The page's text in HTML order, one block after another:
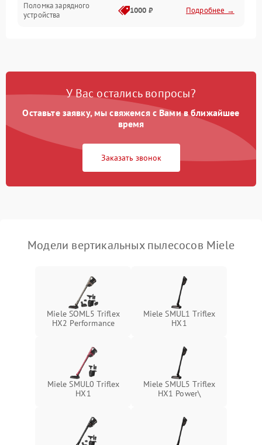
Электронные компоненты
Поломка зарядного
устройства
1000 ₽ Подробнее →
Поломка кнопки
Неисправность системы
1000 ₽ Подробнее →
Неисправность системы
1000 ₽
Поломка системы
управления
1500 ₽ Подробнее →
освещения (если есть)
Подробнее →
Повреждение внутренних
проводов
500 ₽ Подробнее →
Поломка системы защиты
Повреждение системы
У Вас остались вопросы?
Оставьте заявку, мы свяжемся с Вами в ближайшее
время
Заказать звонок
Модели вертикальных пылесосов Miele
Miele SOML5 Triflex
HX2 Performance
Miele SMUL1 Triflex
HX1
Miele SMUL0 Triflex
HX1
Miele SMUL5 Triflex
HX1 Power\